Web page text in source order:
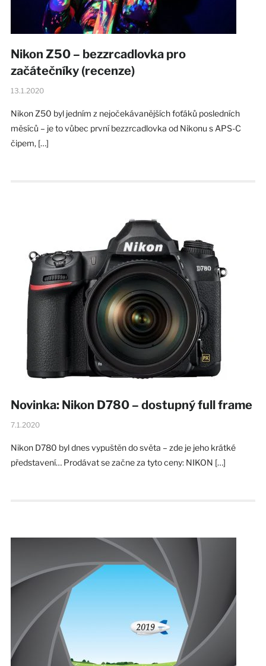
Nikon Z50 – bezzrcadlovka pro
začátečníky (recenze)
13.1.2020
Nikon Z50 byl jedním z nejočekávanějších foťáků posledních
měsíců – je to vůbec první bezzrcadlovka od Nikonu s APS-C
čipem, […]
Novinka: Nikon D780 – dostupný full frame
7.1.2020
Nikon D780 byl dnes vypuštěn do světa – zde je jeho krátké
představení… Prodávat se začne za tyto ceny: NIKON […]